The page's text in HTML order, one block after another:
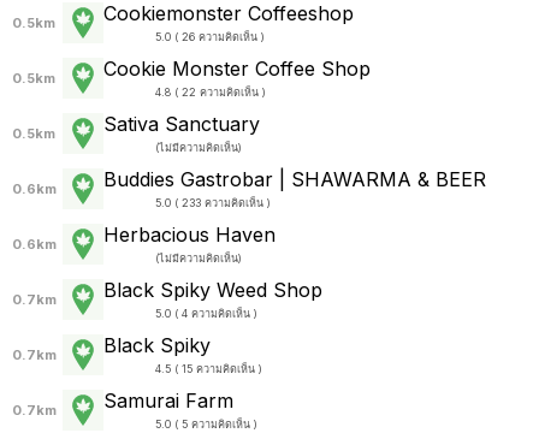
0.5km Cookiemonster Coffeeshop
5.0 ( 26 ความคิดเห็น )
0.5km Cookie Monster Coffee Shop
4.8 ( 22 ความคิดเห็น )
0.5km Sativa Sanctuary
(ไม่มีความคิดเห็น)
0.6km Buddies Gastrobar | SHAWARMA & BEER
5.0 ( 233 ความคิดเห็น )
0.6km Herbacious Haven
(ไม่มีความคิดเห็น)
0.7km Black Spiky Weed Shop
5.0 ( 4 ความคิดเห็น )
0.7km Black Spiky
4.5 ( 15 ความคิดเห็น )
0.7km Samurai Farm
5.0 ( 5 ความคิดเห็น )